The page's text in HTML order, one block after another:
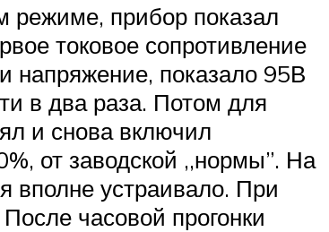
режиме, прибор показал
токовое сопротивление
напряжение, показало 95В
в два раза. Потом для
и снова включил
от заводской ,,нормы”. На
вполне устраивало. При
часовой прогонки